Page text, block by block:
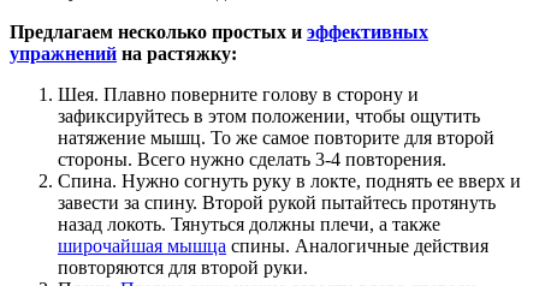
Предлагаем несколько простых и эффективных
упражнений на растяжку:
Шея. Плавно поверните голову в сторону и
зафиксируйтесь в этом положении, чтобы ощутить
натяжение мышц. То же самое повторите для второй
стороны. Всего нужно сделать 3-4 повторения.
Спина. Нужно согнуть руку в локте, поднять ее вверх и
завести за спину. Второй рукой пытайтесь протянуть
назад локоть. Тянуться должны плечи, а также
широчайшая мышца спины. Аналогичные действия
повторяются для второй руки.